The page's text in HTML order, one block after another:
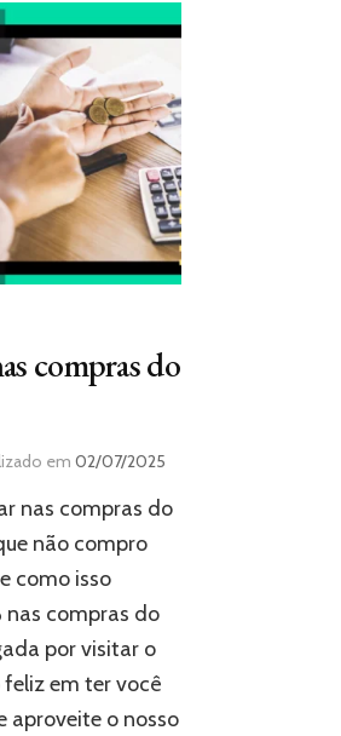
compras do
em 02/07/2025
nas compras do
não compro
como isso
compras do
por visitar o
em ter você
aproveite o nosso